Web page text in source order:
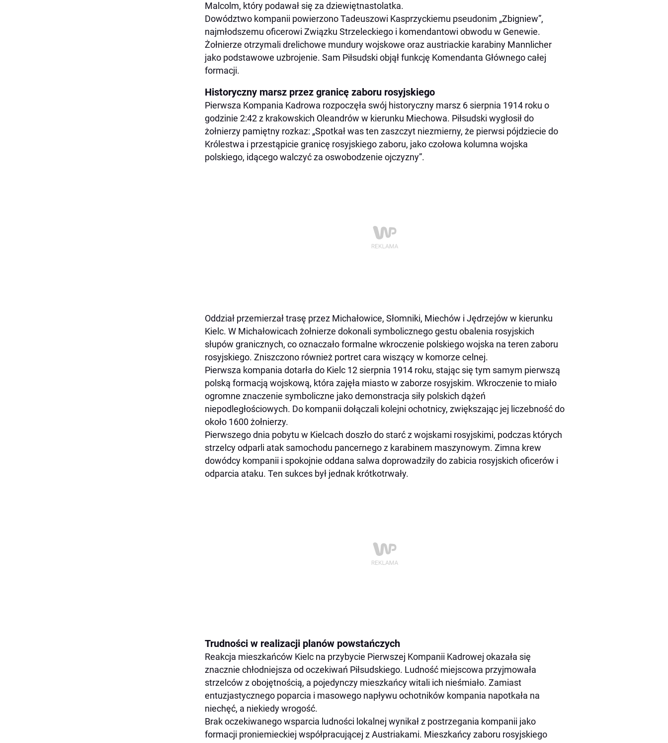
Malcolm, który podawał się za dziewiętnastolatka.
Dowództwo kompanii powierzono Tadeuszowi Kasprzyckiemu pseudonim „Zbigniew”,
najmłodszemu oficerowi Związku Strzeleckiego i komendantowi obwodu w Genewie.
Żołnierze otrzymali drelichowe mundury wojskowe oraz austriackie karabiny Mannlicher
jako podstawowe uzbrojenie. Sam Piłsudski objął funkcję Komendanta Głównego całej
formacji.
Historyczny marsz przez granicę zaboru rosyjskiego
Pierwsza Kompania Kadrowa rozpoczęła swój historyczny marsz 6 sierpnia 1914 roku o
godzinie 2:42 z krakowskich Oleandrów w kierunku Miechowa. Piłsudski wygłosił do
żołnierzy pamiętny rozkaz: „Spotkał was ten zaszczyt niezmierny, że pierwsi pójdziecie do
Królestwa i przestąpicie granicę rosyjskiego zaboru, jako czołowa kolumna wojska
polskiego, idącego walczyć za oswobodzenie ojczyzny”.
Oddział przemierzał trasę przez Michałowice, Słomniki, Miechów i Jędrzejów w kierunku
Kielc. W Michałowicach żołnierze dokonali symbolicznego gestu obalenia rosyjskich
słupów granicznych, co oznaczało formalne wkroczenie polskiego wojska na teren zaboru
rosyjskiego. Zniszczono również portret cara wiszący w komorze celnej.
Pierwsza kompania dotarła do Kielc 12 sierpnia 1914 roku, stając się tym samym pierwszą
polską formacją wojskową, która zajęła miasto w zaborze rosyjskim. Wkroczenie to miało
ogromne znaczenie symboliczne jako demonstracja siły polskich dążeń
niepodległościowych. Do kompanii dołączali kolejni ochotnicy, zwiększając jej liczebność do
około 1600 żołnierzy.
Pierwszego dnia pobytu w Kielcach doszło do starć z wojskami rosyjskimi, podczas których
strzelcy odparli atak samochodu pancernego z karabinem maszynowym. Zimna krew
dowódcy kompanii i spokojnie oddana salwa doprowadziły do zabicia rosyjskich oficerów i
odparcia ataku. Ten sukces był jednak krótkotrwały.
Trudności w realizacji planów powstańczych
Reakcja mieszkańców Kielc na przybycie Pierwszej Kompanii Kadrowej okazała się
znacznie chłodniejsza od oczekiwań Piłsudskiego. Ludność miejscowa przyjmowała
strzelców z obojętnością, a pojedynczy mieszkańcy witali ich nieśmiało. Zamiast
entuzjastycznego poparcia i masowego napływu ochotników kompania napotkała na
niechęć, a niekiedy wrogość.
Brak oczekiwanego wsparcia ludności lokalnej wynikał z postrzegania kompanii jako
formacji proniemieckiej współpracującej z Austriakami. Mieszkańcy zaboru rosyjskiego